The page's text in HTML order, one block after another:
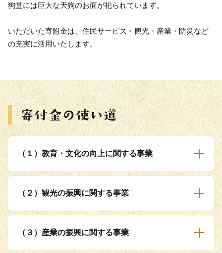
狗堂には巨大な天狗のお面が祀られています。
いただいた寄附金は、住民サービス・観光・産業・防災など
の充実に活用いたします。
（１）教育・文化の向上に関する事業
（２）観光の振興に関する事業
（３）産業の振興に関する事業